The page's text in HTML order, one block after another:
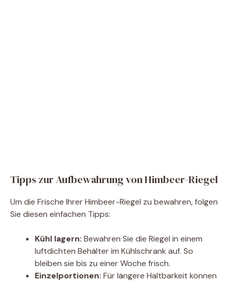
Tipps zur Aufbewahrung von Himbeer-Riegel
Um die Frische Ihrer Himbeer-Riegel zu bewahren, folgen
Sie diesen einfachen Tipps:
Kühl lagern: Bewahren Sie die Riegel in einem
luftdichten Behälter im Kühlschrank auf. So
bleiben sie bis zu einer Woche frisch.
Einzelportionen: Für längere Haltbarkeit können